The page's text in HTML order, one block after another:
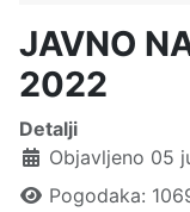
JAVNO
2022
Detalji
Objavljeno 05
Pogodaka: